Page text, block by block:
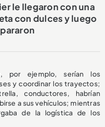
le llegaron con una
con dulces y luego
por ejemplo, serían los
y coordinar los trayectos;
conductores, habrían
a sus vehículos; mientras
de la logística de los